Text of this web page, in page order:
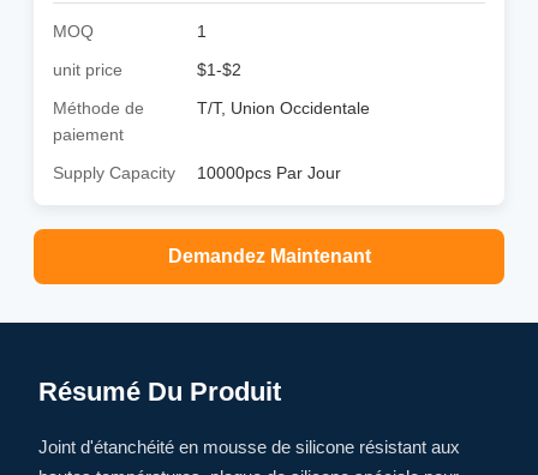
MOQ
1
unit price
$1-$2
Méthode de
paiement
T/T, Union Occidentale
Supply Capacity 10000pcs Par Jour
Demandez Maintenant
Résumé Du Produit
Joint d'étanchéité en mousse de silicone résistant aux